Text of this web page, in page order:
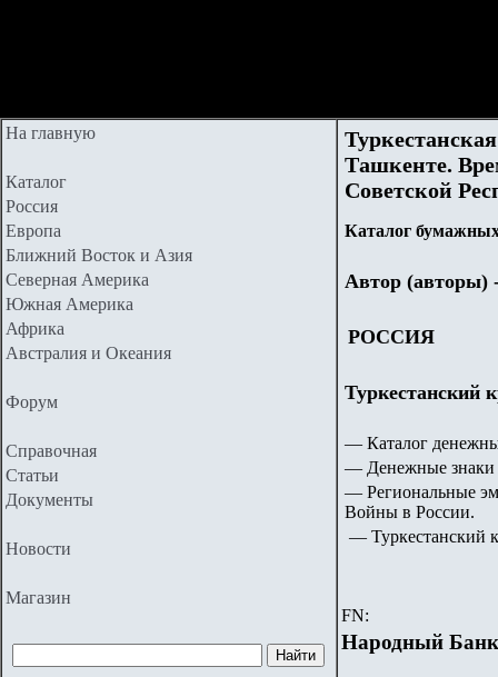
На главную
Каталог
Россия
Европа
Ближний Восток и Азия
Северная Америка
Южная Америка
Африка
Австралия и Океания
Форум
Справочная
Статьи
Документы
Новости
Магазин
Ташкенте.
Советской
Каталог
Автор (авторы)
РОССИЯ
Туркестанский
— Каталог
— Денежные знаки
— Региональные
Войны в России.
— Туркестанский
FN:
Народный